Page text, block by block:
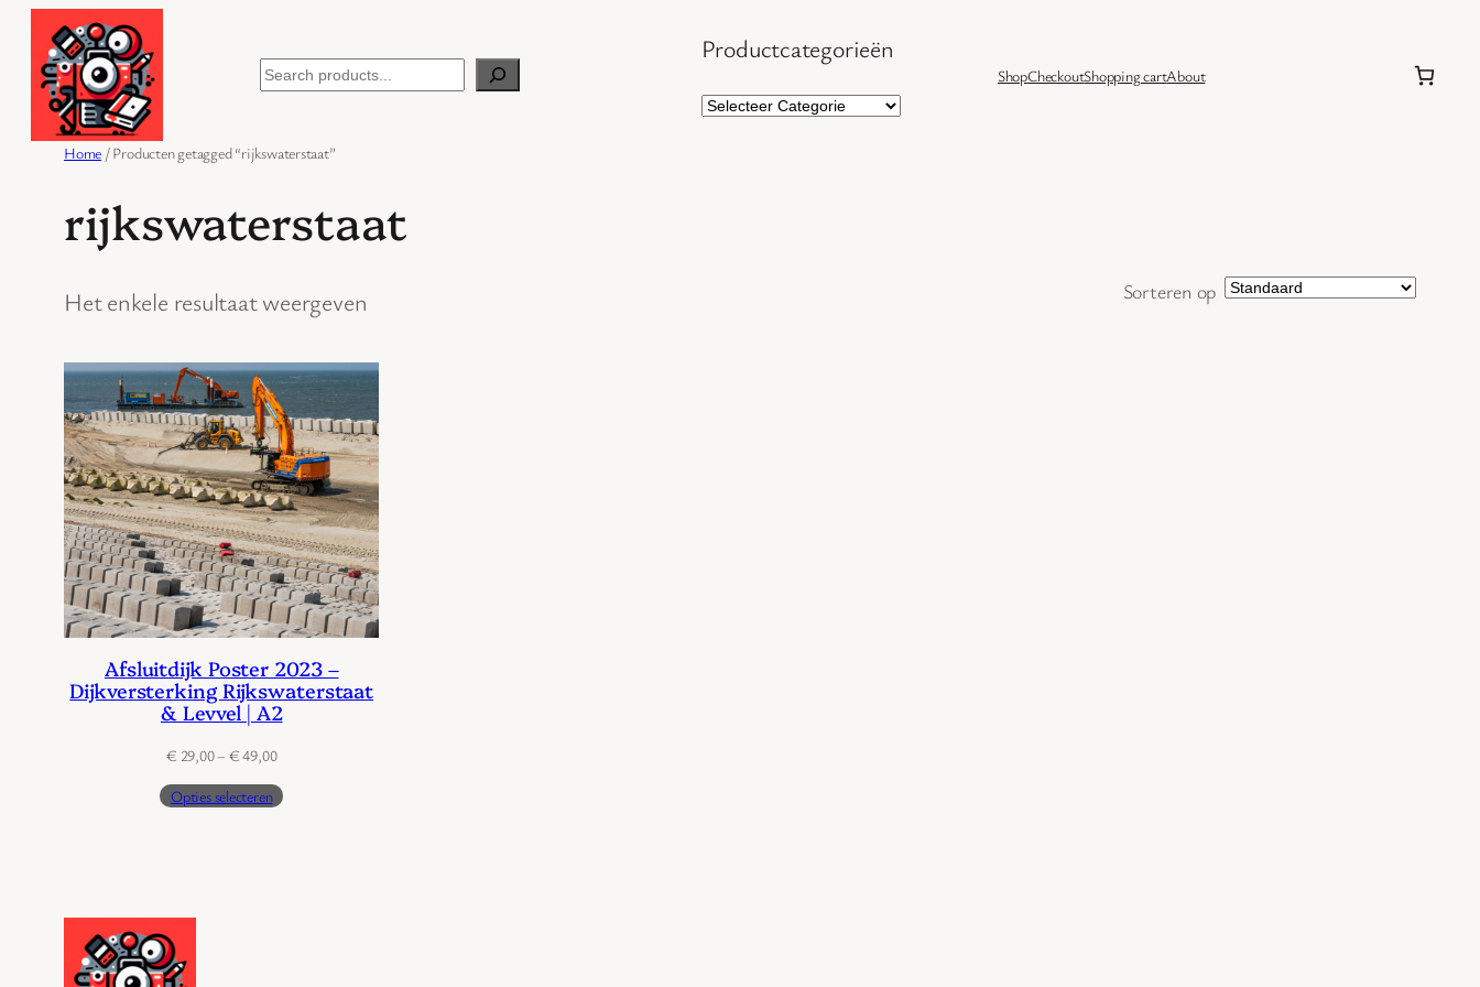
naar
inhoud
Search
Productcategorieën
ShopCheckoutShopping cartAbout
Home / Producten getagged “rijkswaterstaat”
rijkswaterstaat
Het enkele resultaat weergeven Sorteren op
Afsluitdijk Poster 2023 –
Dijkversterking Rijkswaterstaat
& Levvel | A2
€ 29,00– €49,00Prijsklasse:
tot
Opties selecteren